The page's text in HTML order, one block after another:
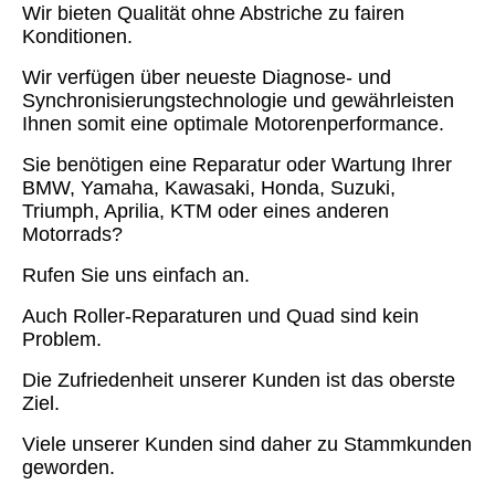
Wir bieten Qualität ohne Abstriche zu fairen
Konditionen.
Wir verfügen über neueste Diagnose- und
Synchronisierungstechnologie und gewährleisten
Ihnen somit eine optimale Motorenperformance.
Sie benötigen eine Reparatur oder Wartung Ihrer
BMW, Yamaha, Kawasaki, Honda, Suzuki,
Triumph, Aprilia, KTM oder eines anderen
Motorrads?
Rufen Sie uns einfach an.
Auch Roller-Reparaturen und Quad sind kein
Problem.
Die Zufriedenheit unserer Kunden ist das oberste
Ziel.
Viele unserer Kunden sind daher zu Stammkunden
geworden.